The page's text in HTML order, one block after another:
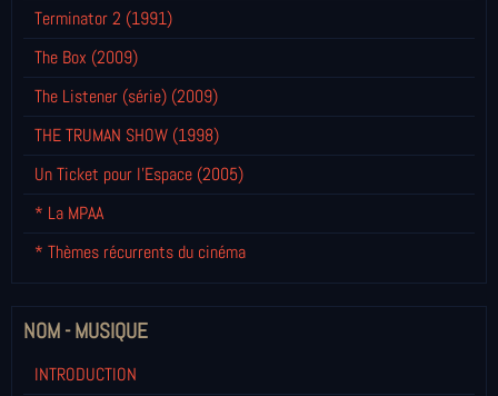
Terminator 2 (1991)
The Box (2009)
The Listener (série) (2009)
THE TRUMAN SHOW (1998)
Un Ticket pour l'Espace (2005)
* La MPAA
* Thèmes récurrents du cinéma
NOM - MUSIQUE
INTRODUCTION